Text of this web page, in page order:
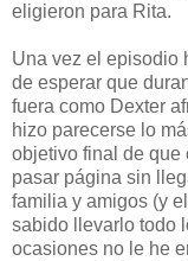
eligieron para Rita.
Una vez el episodio
de esperar que
fuera como Dexter
hizo parecerse lo
objetivo final de que
pasar página sin
familia y amigos (y
sabido llevarlo todo
ocasiones no le he